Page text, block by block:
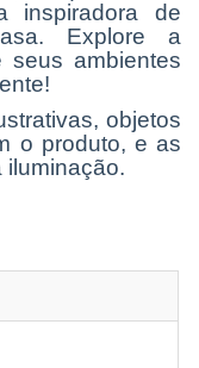
inspiradora de
Explore a
seus ambientes
objetos
o produto, e as
iluminação.